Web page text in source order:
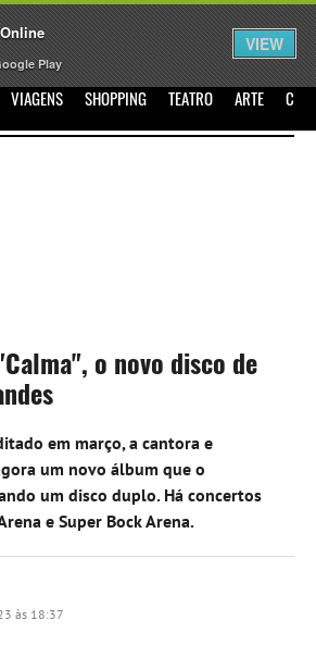
Assine Iniciar Sessão
VIAGENS SHOPPING TEATRO ARTE
o novo disco de
em março, a cantora e
um novo álbum que o
um disco duplo. Há concertos
e Super Bock Arena.
às 18:37
Play
VIEW